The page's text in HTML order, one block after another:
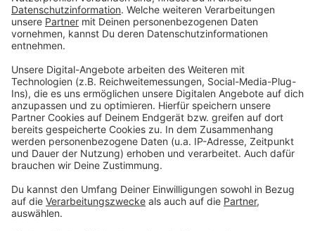
Weitere Meldungen aus Leverkusen
Anzeige
Autobahnausbau in Leverkusen: Bayer 04 ringt um
Parkplätze
Leverkusener Partnerstadt: Delegation aus Nikopol zu
Gast
A59: Vollsperrung zwischen Düsseldorf und
Leverkusen